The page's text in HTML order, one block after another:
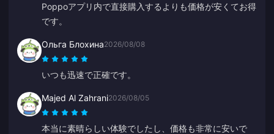
Poppoアプリ内で直接購入するよりも価格が安くてお得
です。
Ольга Блохина2026/08/08
いつも迅速で正確です。
Majed Al Zahrani2026/08/05
本当に素晴らしい体験でしたし、価格も非常に安いで